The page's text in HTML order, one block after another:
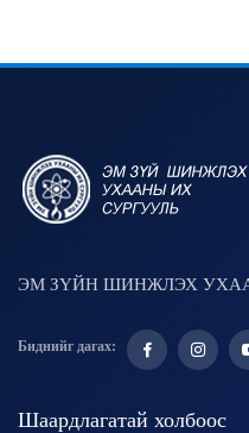
ЭМ ЗҮЙН ШИНЖЛЭХ
Биднийг дагах:
Шаардлагатай холбоос